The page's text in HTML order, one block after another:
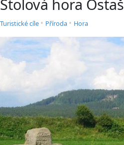
Stolová hora Ostaš
Turistické cíle • Příroda • Hora